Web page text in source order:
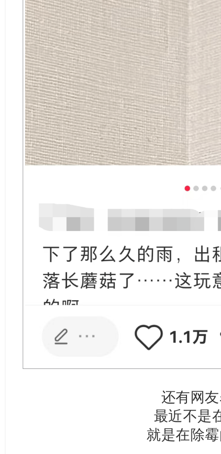
还有网
最近不是
就是在除